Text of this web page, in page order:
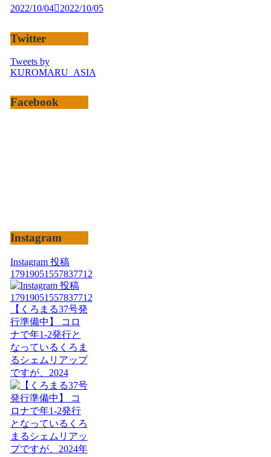
2022/10/04
2022/10/05
Twitter
Tweets by
KUROMARU_ASIA
Facebook
Instagram
Instagram 投稿
17919051557837712
【くろまる37号発
行準備中】 コロ
ナで年1-2発行と
なっているくろま
るシェムリアップ
ですが、2024